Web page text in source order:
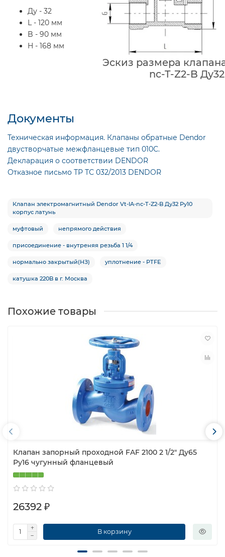
Ду - 32
L - 120 мм
B - 90 мм
H - 168 мм
Эскиз размера
nc-T-Z2-B
Документы
Техническая информация. Клапаны обратные Dendor
двустворчатые межфланцевые тип 010С.
Декларация о соответствии DENDOR
Отказное письмо ТР ТС 032/2013 DENDOR
Клапан электромагнитный Dendor Vt-IA-nc-T-Z2-B Ду32 Ру10
корпус латунь
муфтовый непрямого действия
присоединение - внутреняя резьба 1 1/4
нормально закрытый(НЗ) уплотнение - PTFE
катушка 220B в г. Москва
Похожие товары
Клапан запорный проходной FAF 2100 2 1/2″ Ду65
Ру16 чугунный фланцевый
26392 ₽
В корзину